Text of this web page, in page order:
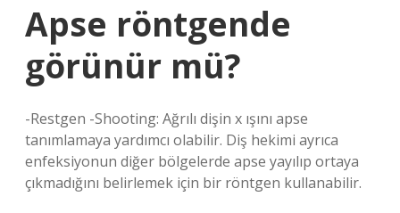
Apse röntgende
görünür mü?
-Restgen -Shooting: Ağrılı dişin x ışını apse
tanımlamaya yardımcı olabilir. Diş hekimi ayrıca
enfeksiyonun diğer bölgelerde apse yayılıp ortaya
çıkmadığını belirlemek için bir röntgen kullanabilir.